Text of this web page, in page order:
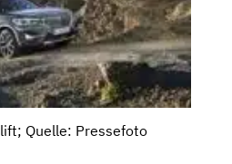
Quelle: Pressefoto